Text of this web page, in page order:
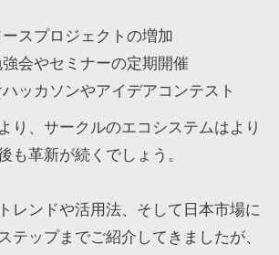
スプロジェクトの増加
会やセミナーの定期開催
ッカソンやアイデアコンテスト
り、サークルのエコシステムはより
も革新が続くでしょう。
レンドや活用法、そして日本市場に
テップまでご紹介してきましたが、